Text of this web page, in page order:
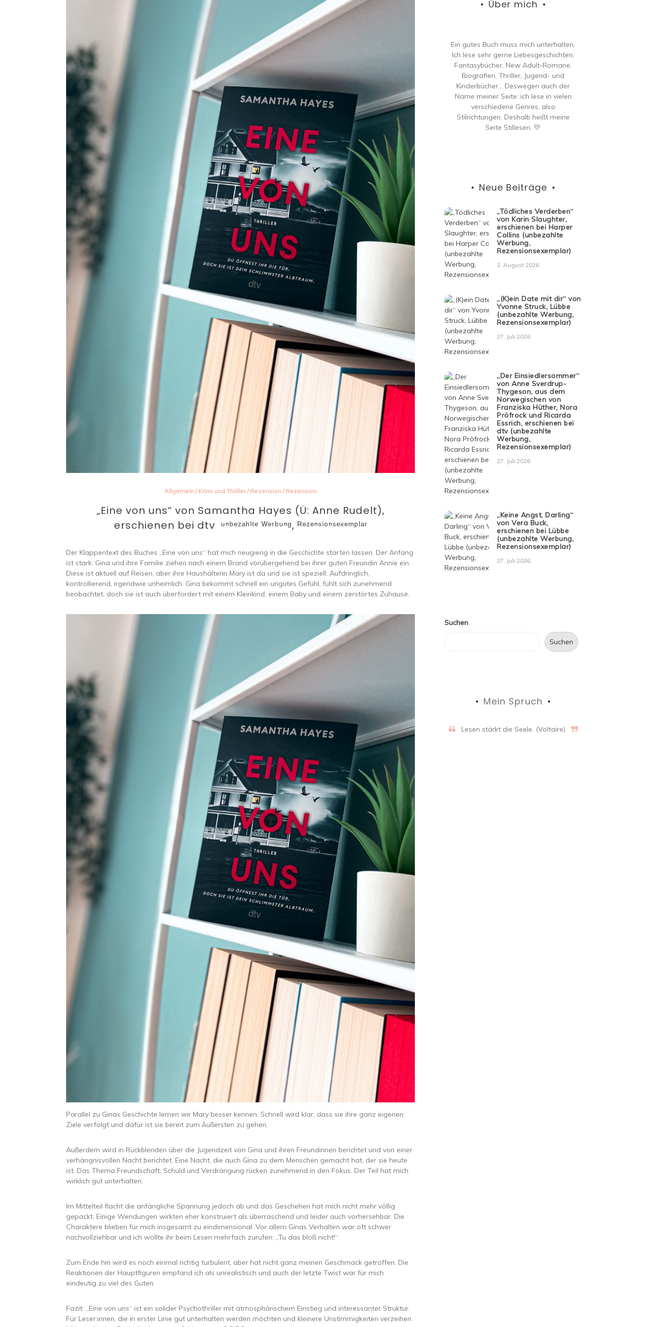
Allgemein / Krimi und Thriller/ Rezension / Rezension
„Eine von uns“ von Samantha Hayes (Ü: Anne Rudelt),
erschienen bei dtv ᵘⁿᵇᵉᶻᵃʰˡᵗᵉ ᵂᵉʳᵇᵘⁿᵍ, ᴿᵉᶻᵉⁿˢⁱᵒⁿˢᵉˣᵉᵐᵖˡᵃʳ
Der Klappentext des Buches „Eine von uns“ hat mich neugierig in die Geschichte starten lassen. Der Anfang
ist stark: Gina und ihre Familie ziehen nach einem Brand vorübergehend bei ihrer guten Freundin Annie ein.
Diese ist aktuell auf Reisen, aber ihre Haushälterin Mary ist da und sie ist speziell: Aufdringlich,
kontrollierend, irgendwie unheimlich. Gina bekommt schnell ein ungutes Gefühl, fühlt sich zunehmend
beobachtet, doch sie ist auch überfordert mit einem Kleinkind, einem Baby und einem zerstörtes Zuhause.
Parallel zu Ginas Geschichte lernen wir Mary besser kennen. Schnell wird klar, dass sie ihre ganz eigenen
Ziele verfolgt und dafür ist sie bereit zum Äußersten zu gehen.
Außerdem wird in Rückblenden über die Jugendzeit von Gina und ihren Freundinnen berichtet und von einer
verhängnisvollen Nacht berichtet. Eine Nacht, die auch Gina zu dem Menschen gemacht hat, der sie heute
ist. Das Thema Freundschaft, Schuld und Verdrängung rücken zunehmend in den Fokus. Der Teil hat mich
wirklich gut unterhalten.
Im Mittelteil flacht die anfängliche Spannung jedoch ab und das Geschehen hat mich nicht mehr völlig
gepackt. Einige Wendungen wirkten eher konstruiert als überraschend und leider auch vorhersehbar. Die
Charaktere blieben für mich insgesamt zu eindimensional. Vor allem Ginas Verhalten war oft schwer
nachvollziehbar und ich wollte ihr beim Lesen mehrfach zurufen: „Tu das bloß nicht!“
Zum Ende hin wird es noch einmal richtig turbulent, aber hat nicht ganz meinen Geschmack getroffen. Die
Reaktionen der Hauptfiguren empfand ich als unrealistisch und auch der letzte Twist war für mich
eindeutig zu viel des Guten.
Fazit: „Eine von uns“ ist ein solider Psychothriller mit atmosphärischem Einstieg und interessanter Struktur.
Für Leser:innen, die in erster Linie gut unterhalten werden möchten und kleinere Unstimmigkeiten verzeihen
Über mich
Ein gutes Buch muss mich unterhalten.
Ich lese sehr gerne Liebesgeschichten,
Fantasybücher, New Adult-Romane,
Biografien, Thriller, Jugend- und
Kinderbücher… Deswegen auch der
Name meiner Seite: ich lese in vielen
verschiedene Genres, also
Stilrichtungen. Deshalb heißt meine
Seite Stillesen. 💛
Neue Beiträge
„Tödliches Verderben“
von Karin Slaughter,
erschienen bei Harper
Collins (unbezahlte
Werbung,
Rezensionsexemplar)
2. August 2026
„(K)ein Date mit dir“ von
Yvonne Struck, Lübbe
(unbezahlte Werbung,
Rezensionsexemplar)
27. Juli 2026
„Der Einsiedlersommer“
von Anne Sverdrup-
Thygeson, aus dem
Norwegischen von
Franziska Hüther, Nora
Pröfrock und Ricarda
Essrich, erschienen bei
dtv (unbezahlte
Werbung,
Rezensionsexemplar)
27. Juli 2026
„Keine Angst, Darling“
von Vera Buck,
erschienen bei Lübbe
(unbezahlte Werbung,
Rezensionsexemplar)
27. Juli 2026
Suchen
Suchen
Mein Spruch
Lesen stärkt die Seele. (Voltaire)